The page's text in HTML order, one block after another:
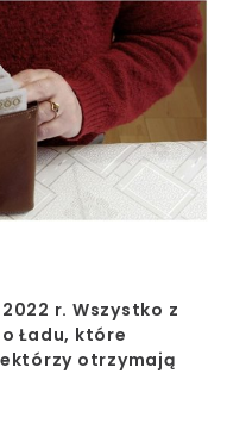
r. Wszystko z
Ładu, które
otrzymają